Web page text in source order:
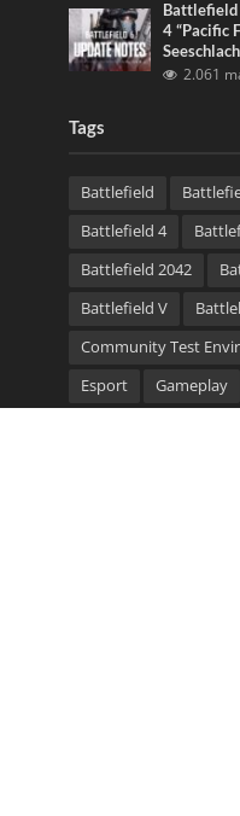
Battlefield
4 “Pacific
2.061
Tags
Battlefield
Battlefield 4
Battlefield 2042
Battlefield V
Community Test
Esport
Gameplay